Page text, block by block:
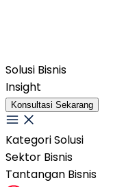
Solusi Bisnis
Insight
Konsultasi Sekarang
Kategori Solusi
Sektor Bisnis
Tantangan Bisnis